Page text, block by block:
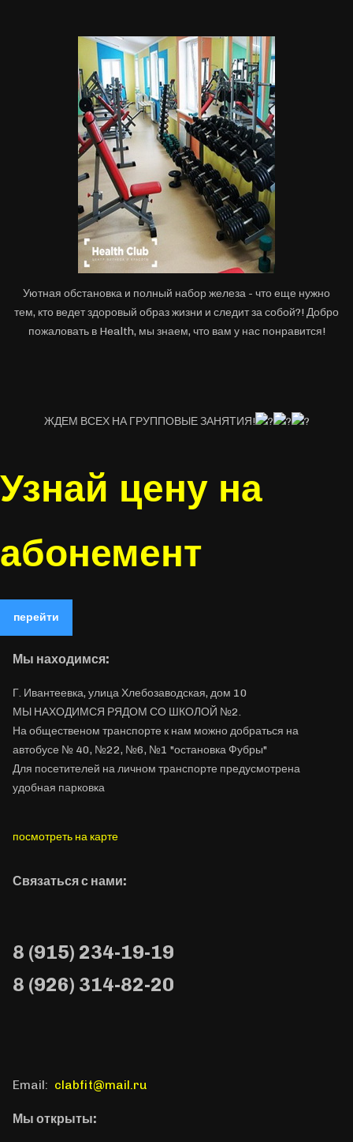
Уютная обстановка и полный набор железа - что еще нужно
тем, кто ведет здоровый образ жизни и следит за собой?! Добро
пожаловать в Health, мы знаем, что вам у нас понравится!
ЖДЕМ ВСЕХ НА ГРУППОВЫЕ ЗАНЯТИЯ!
Узнай цену на
абонемент
перейти
Мы находимся:
Г. Ивантеевка, улица Хлебозаводская, дом 10
МЫ НАХОДИМСЯ РЯДОМ СО ШКОЛОЙ №2.
На общественом транспорте к нам можно добраться на
автобусе № 40, №22, №6, №1 "остановка Фубры"
Для посетителей на личном транспорте предусмотрена
удобная парковка
посмотреть на карте
Связаться с нами:
8 (915) 234-19-19
8 (926) 314-82-20
Email: clabfit@mail.ru
Мы открыты: